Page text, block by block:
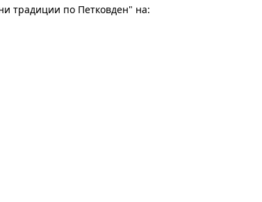
традиции по Петковден" на: